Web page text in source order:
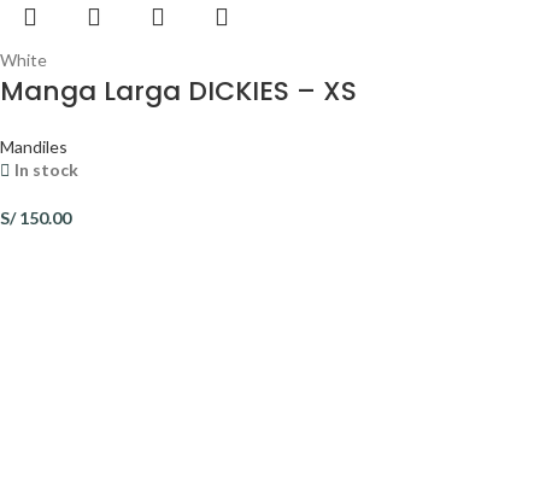
White
Manga Larga DICKIES – XS
Mandiles
In stock
S/150.00